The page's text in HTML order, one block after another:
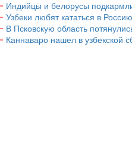
Индийцы и белорусы
Узбеки любят кататься в Россию.
В Псковскую область
Каннаваро нашел в узбекской